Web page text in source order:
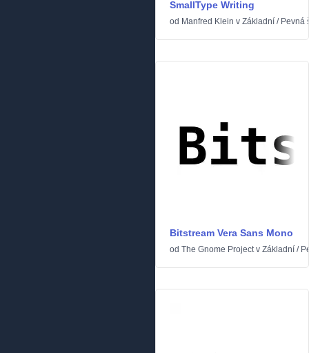
SmallType Writing
od Manfred Klein v Základní / Pevná
Bitstream Vera Sans Mono
od The Gnome Projectv Základní /